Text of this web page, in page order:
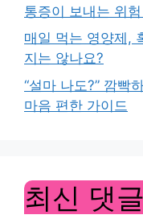
통증이 보내는 위
매일 먹는 영양제,
지는 않나요?
“설마 나도?” 깜빡
마음 편한 가이드
최신 댓글